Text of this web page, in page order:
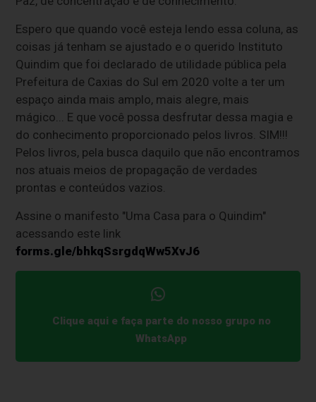
Espero que quando você esteja lendo essa coluna, as
coisas já tenham se ajustado e o querido Instituto
Quindim que foi declarado de utilidade pública pela
Prefeitura de Caxias do Sul em 2020 volte a ter um
espaço ainda mais amplo, mais alegre, mais
mágico... E que você possa desfrutar dessa magia e
do conhecimento proporcionado pelos livros. SIM!!!
Pelos livros, pela busca daquilo que não encontramos
nos atuais meios de propagação de verdades
prontas e conteúdos vazios.
Assine o manifesto "Uma Casa para o Quindim"
acessando este link
forms.gle/bhkqSsrgdqWw5XvJ6
Clique aqui e faça parte do nosso grupo no
WhatsApp